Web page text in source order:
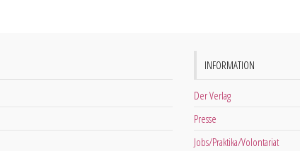
INFORMATION
Der Verlag
Presse
Jobs/Praktika/Volontariat